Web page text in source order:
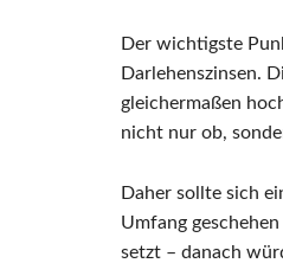
Der wichtigste
Darlehenszinsen.
gleichermaßen
nicht nur ob,
Daher sollte sich
Umfang
setzt – danach